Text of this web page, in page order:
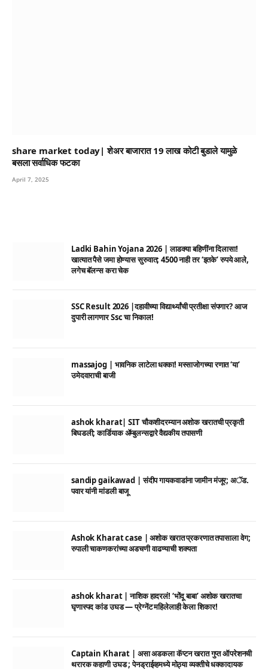
share market today| शेअर बाजारात 19 लाख कोटी बुडाले यामुळे
बसला सर्वाधिक फटका
April 7, 2025
Ladki Bahin Yojana 2026 | लाडक्या बहिणींना दिलासा!
खात्यात पैसे जमा होण्यास सुरुवात; 4500 नाही तर ‘इतके’ रुपये आले,
लगेच बॅलन्स करा चेक
SSC Result 2026 |दहावीच्या विद्यार्थ्यांची प्रतीक्षा संपणार? आज
दुपारी लागणार Ssc चा निकाल!
massajog | भावनिक लाटेला धक्का! मस्साजोगच्या रणात ‘या’
उमेदवाराची बाजी
ashok kharat| SIT चौकशीदरम्यान अशोक खरातची प्रकृती
बिघडली; कार्डियाक ॲम्बुलन्सद्वारे वैद्यकीय तपासणी
sandip gaikawad | संदीप गायकवाडांना जामीन मंजूर; अॅड.
पवार यांनी मांडली बाजू
Ashok Kharat case | अशोक खरात प्रकरणात तपासाला वेग;
रुपाली चाकणकरांच्या अडचणी वाढण्याची शक्यता
ashok kharat | नाशिक हादरलं! ‘भोंदू बाबा’ अशोक खरातचा
घृणास्पद कांड उघड — प्रेग्नेंट महिलेलाही केला शिकार!
Captain Kharat | असा अडकला कॅप्टन खरात गुप्त ऑपरेशनची
थरारक कहाणी उघड ; पेनड्राईव्हमध्ये मोठ्या व्यक्तीचे धक्कादायक